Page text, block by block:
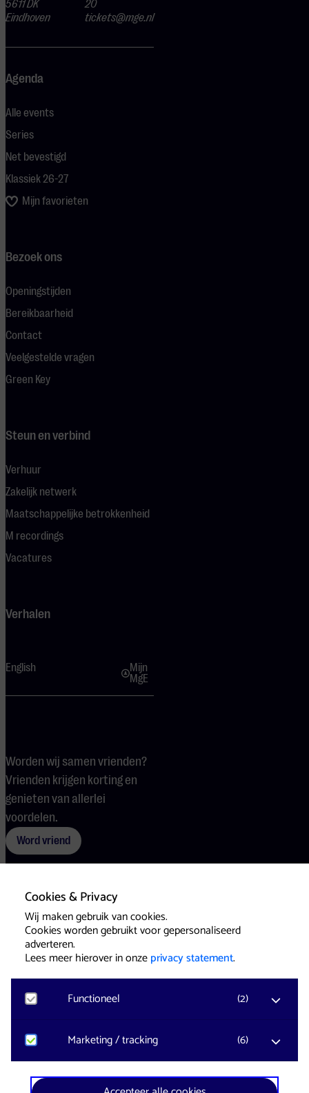
Cookies & Privacy
Wij maken gebruik van cookies.
Cookies worden gebruikt voor gepersonaliseerd
adverteren.
Lees meer hierover in onzeprivacy statement.
Functioneel (2)
Noodzakelijk
Voor het functioneren van de website en het
onthouden van voorkeuren worden functionele
cookies geplaatst. Hierbij worden geen
Marketing / tracking (6)
YouTube
5611 DK
Eindhoven
20
tickets@mge.nl
Agenda
Alle events
Series
Net bevestigd
Klassiek 26-27
Mijn favorieten
Bezoek ons
Openingstijden
Bereikbaarheid
Contact
Veelgestelde vragen
Green Key
Steun en verbind
Verhuur
Zakelijk netwerk
Maatschappelijke betrokkenheid
M recordings
Vacatures
Verhalen
English
Mijn
MgE
Worden wij samen vrienden?
Vrienden krijgen korting en
genieten van allerlei
voordelen.
Word vriend
Voorwaarden CookiesPers
Website & Identity byEagerly